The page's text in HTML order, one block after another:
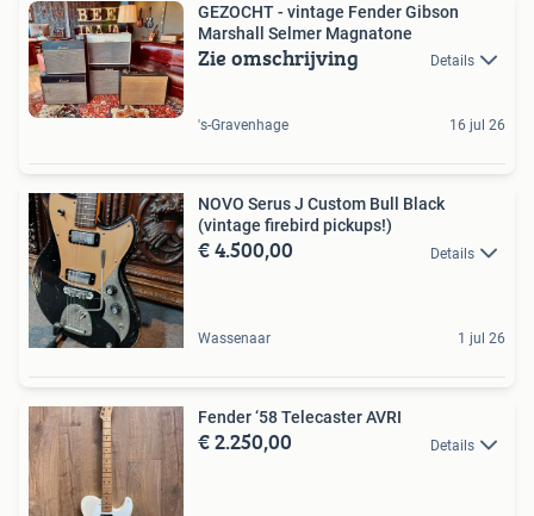
GEZOCHT - vintage Fender Gibson
Marshall Selmer Magnatone
Zie omschrijving Details
's-Gravenhage 16 jul 26
NOVO Serus J Custom Bull Black
(vintage firebird pickups!)
€ 4.500,00 Details
Wassenaar 1 jul 26
Fender ‘58 Telecaster AVRI
€ 2.250,00 Details